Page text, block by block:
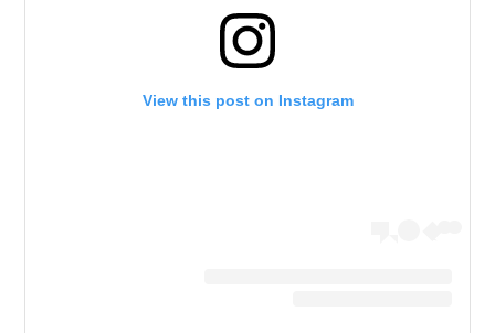
View this post on Instagram